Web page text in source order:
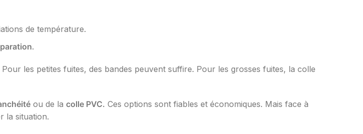
de température.
.
les petites fuites, des bandes peuvent suffire. Pour les grosses fuites, la colle
ou de la colle PVC. Ces options sont fiables et économiques. Mais face à
la situation.